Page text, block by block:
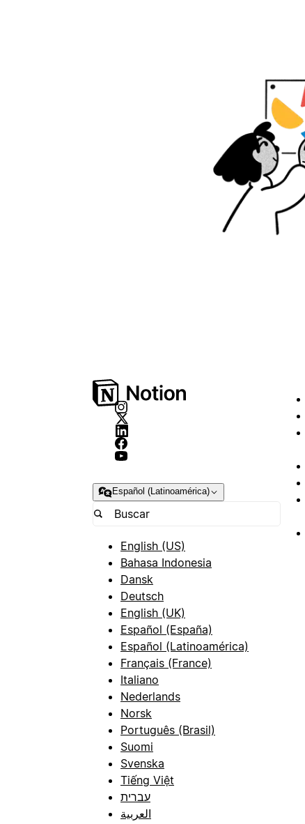
Español (Latinoamérica)
English (US)
Bahasa Indonesia
Dansk
Deutsch
English (UK)
Español (España)
Español (Latinoamérica)
Français (France)
Italiano
Nederlands
Norsk
Português (Brasil)
Suomi
Svenska
Tiếng Việt
עברית
العربية